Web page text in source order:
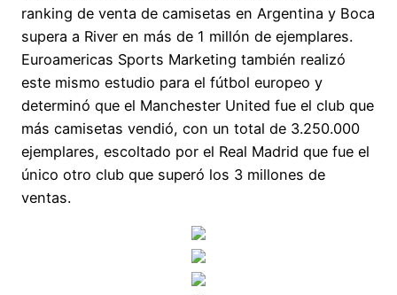
ranking de venta de camisetas en Argentina y Boca
supera a River en más de 1 millón de ejemplares.
Euroamericas Sports Marketing también realizó
este mismo estudio para el fútbol europeo y
determinó que el Manchester United fue el club que
más camisetas vendió, con un total de 3.250.000
ejemplares, escoltado por el Real Madrid que fue el
único otro club que superó los 3 millones de
ventas.